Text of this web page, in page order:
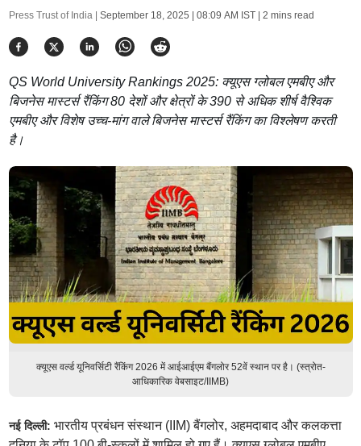
Press Trust of India | September 18, 2025 | 08:09 AM IST| 2 mins read
QS World University Rankings 2025: क्यूएस ग्लोबल एमबीए और
बिजनेस मास्टर्स रैंकिंग 80 देशों और क्षेत्रों के 390 से अधिक शीर्ष वैश्विक
एमबीए और विशेष उच्च-मांग वाले बिजनेस मास्टर्स रैंकिंग का विश्लेषण करती
है।
क्यूएस वर्ल्ड यूनिवर्सिटी रैंकिंग 2026 में आईआईएम बैंगलोर 52वें स्थान पर है। (स्त्रोत-
आधिकारिक वेबसाइट/IIMB)
नई दिल्ली: भारतीय प्रबंधन संस्थान (IIM) बैंगलोर, अहमदाबाद और कलकत्ता